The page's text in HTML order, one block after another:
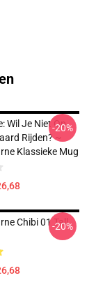
Wil Je Niet Op
Rijden? ~
Klassieke Mug
-20%
Chibi 01 Tall
-20%